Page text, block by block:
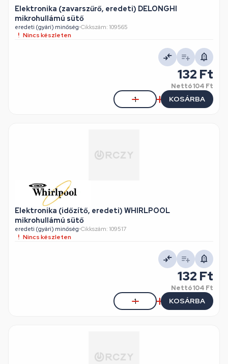
Elektronika (zavarszűrő, eredeti) DELONGHI
mikrohullámú sütő
eredeti (gyári) minőség•Cikkszám: 109565
Nincs készleten
132 Ft
Nettó104 Ft
KOSÁRBA
Elektronika (időzítő, eredeti) WHIRLPOOL
mikrohullámú sütő
eredeti (gyári) minőség•Cikkszám: 109517
Nincs készleten
132 Ft
Nettó104 Ft
KOSÁRBA